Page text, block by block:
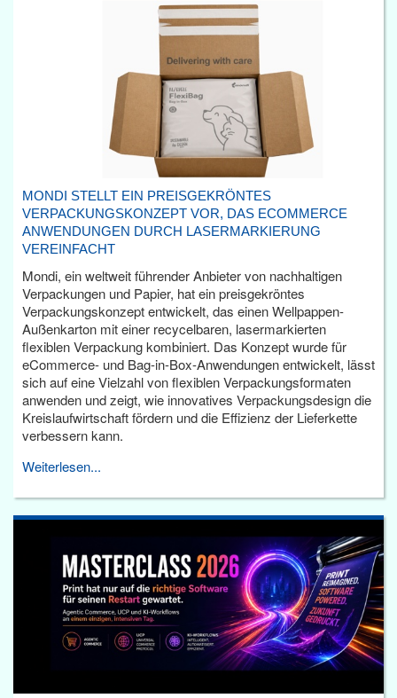
MONDI STELLT EIN PREISGEKRÖNTES
VERPACKUNGSKONZEPT VOR, DAS ECOMMERCE
ANWENDUNGEN DURCH LASERMARKIERUNG
VEREINFACHT
Mondi, ein weltweit führender Anbieter von nachhaltigen
Verpackungen und Papier, hat ein preisgekröntes
Verpackungskonzept entwickelt, das einen Wellpappen-
Außenkarton mit einer recycelbaren, lasermarkierten
flexiblen Verpackung kombiniert. Das Konzept wurde für
eCommerce- und Bag-in-Box-Anwendungen entwickelt, lässt
sich auf eine Vielzahl von flexiblen Verpackungsformaten
anwenden und zeigt, wie innovatives Verpackungsdesign die
Kreislaufwirtschaft fördern und die Effizienz der Lieferkette
verbessern kann.
Weiterlesen...